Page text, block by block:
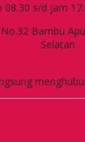
08.30 s/d jam
Bambu
Selatan